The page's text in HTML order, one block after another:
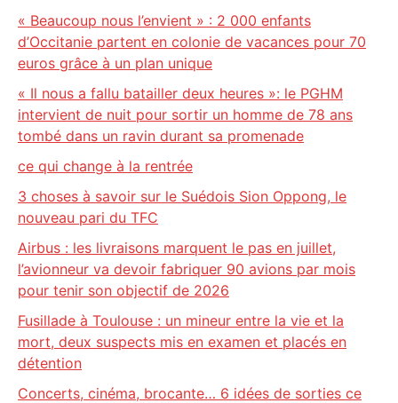
« Beaucoup nous l’envient » : 2 000 enfants
d’Occitanie partent en colonie de vacances pour 70
euros grâce à un plan unique
« Il nous a fallu batailler deux heures »: le PGHM
intervient de nuit pour sortir un homme de 78 ans
tombé dans un ravin durant sa promenade
ce qui change à la rentrée
3 choses à savoir sur le Suédois Sion Oppong, le
nouveau pari du TFC
Airbus : les livraisons marquent le pas en juillet,
l’avionneur va devoir fabriquer 90 avions par mois
pour tenir son objectif de 2026
Fusillade à Toulouse : un mineur entre la vie et la
mort, deux suspects mis en examen et placés en
détention
Concerts, cinéma, brocante… 6 idées de sorties ce